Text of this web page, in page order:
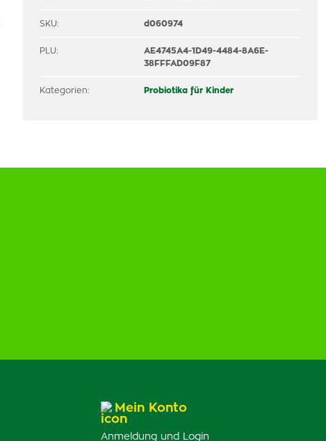
SKU: d060974
PLU:
AE4745A4-1D49-4484-8A6E-
38FFFAD09F87
Kategorien: Probiotika für Kinder
Mein Konto
Anmeldung und Login